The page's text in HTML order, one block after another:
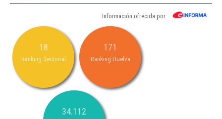
Información ofrecida por
18
Ranking Sectorial
171
Ranking Huelva
34.112